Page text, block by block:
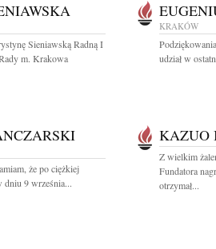
Sieniawską Radną I
m. Krakowa
KRAKÓW
udział w
że po ciężkiej
dniu 9 września...
KAZUO
Z wielkim
Fundatora
otrzymał...